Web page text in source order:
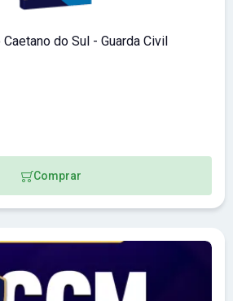
do Sul - Guarda Civil
Comprar